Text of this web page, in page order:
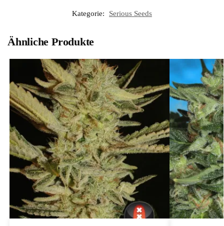
Kategorie: Serious Seeds
Ähnliche Produkte